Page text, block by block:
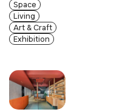
Space
Living
Art & Craft
Exhibition